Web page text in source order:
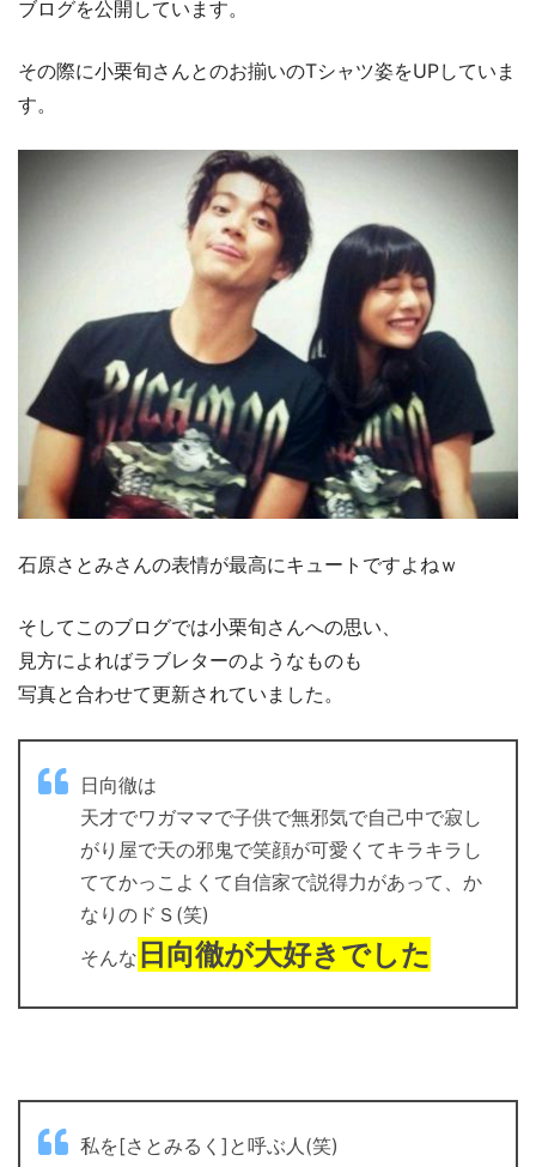
ブログを公開しています。
その際に小栗旬さんとのお揃いのTシャツ姿をUPしていま
す。
石原さとみさんの表情が最高にキュートですよねｗ
そしてこのブログでは小栗旬さんへの思い、
見方によればラブレターのようなものも
写真と合わせて更新されていました。
日向徹は
天才でワガママで子供で無邪気で自己中で寂し
がり屋で天の邪鬼で笑顔が可愛くてキラキラし
ててかっこよくて自信家で説得力があって、か
なりのドＳ(笑)
そんな 日向徹が大好きでした
私を[さとみるく]と呼ぶ人(笑)